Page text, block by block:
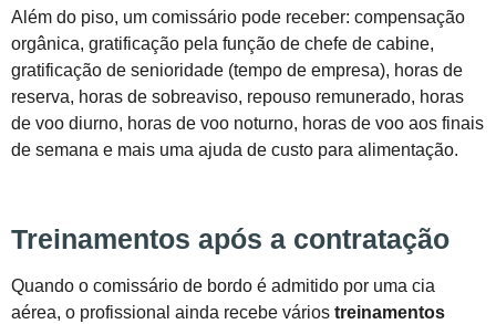
Além do piso, um comissário pode receber: compensação
orgânica, gratificação pela função de chefe de cabine,
gratificação de senioridade (tempo de empresa), horas de
reserva, horas de sobreaviso, repouso remunerado, horas
de voo diurno, horas de voo noturno, horas de voo aos finais
de semana e mais uma ajuda de custo para alimentação.
Treinamentos após a contratação
Quando o comissário de bordo é admitido por uma cia
aérea, o profissional ainda recebe vários treinamentos